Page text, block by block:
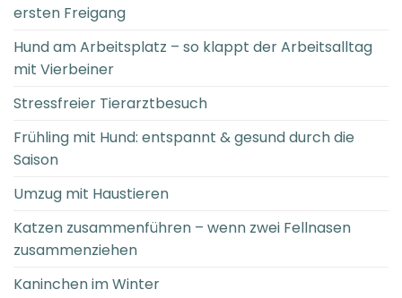
ersten Freigang
Hund am Arbeitsplatz – so klappt der Arbeitsalltag
mit Vierbeiner
Stressfreier Tierarztbesuch
Frühling mit Hund: entspannt & gesund durch die
Saison
Umzug mit Haustieren
Katzen zusammenführen – wenn zwei Fellnasen
zusammenziehen
Kaninchen im Winter